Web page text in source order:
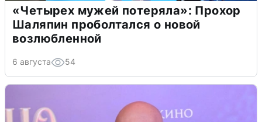
«Четырех мужей потеряла»: Прохор
Шаляпин проболтался о новой
возлюбленной
6 августа 54